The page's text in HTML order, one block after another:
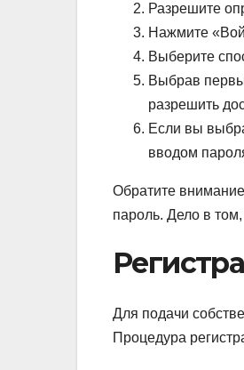
Разрешите
Нажмите
Выберите
Выбрав
разрешить
Если вы
вводом
Обратите
пароль. Дело в
Для подачи
Процедура